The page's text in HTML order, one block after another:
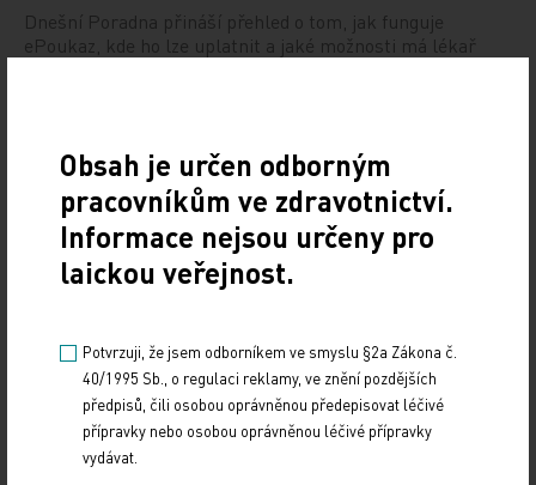
Dnešní Poradna přináší přehled o tom, jak funguje
ePoukaz, kde ho lze uplatnit a jaké možnosti má lékař
Národní ústav duševního zdraví (NUDZ) připravil kurs
pro rodiče dětí s úzkostmi. Účast nabízí zdarma ve 14
městech České republiky v rámci testovací…
12. 12. 2024
Vláda na svém zasedání ve středu 11. prosince schválila
důležitý dokument, Národní kardiovaskulární plán. Ten
definuje potřebné změny v oblasti…
Obsah je určen odborným
pracovníkům ve zdravotnictví.
Informace nejsou určeny pro
laickou veřejnost.
Potvrzuji, že jsem odborníkem ve smyslu §2a Zákona č.
40/1995 Sb., o regulaci reklamy, ve znění pozdějších
předpisů, čili osobou oprávněnou předepisovat léčivé
přípravky nebo osobou oprávněnou léčivé přípravky
vydávat.